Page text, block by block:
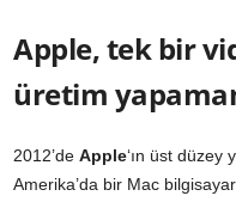
Apple, tek bir
üretim
2012’de Apple‘ın üst düzey
Amerika’da bir Mac